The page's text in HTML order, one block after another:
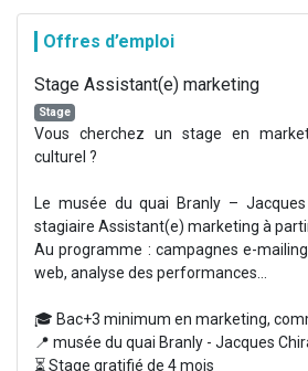
Offres d’emploi
Stage Assistant(e) marketing
Stage
Vous cherchez un stage en
culturel ?
Le musée du quai Branly –
stagiaire Assistant(e) marketing à
Au programme : campagnes e-
web, analyse des performances...
🎓 Bac+3 minimum en marketing,
📍 musée du quai Branly - Jacques
⏳ Stage gratifié de 4 mois